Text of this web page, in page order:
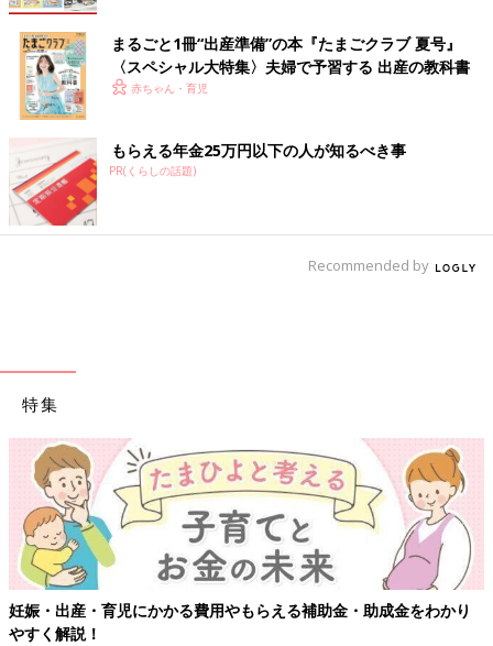
まるごと1冊“出産準備”の本『たまごクラブ 夏号』
〈スペシャル大特集〉夫婦で予習する 出産の教科書
赤ちゃん・育児
もらえる年金25万円以下の人が知るべき事
PR(くらしの話題)
Recommended by
特集
妊娠・出産・育児にかかる費用やもらえる補助金・助成金をわかり
やすく解説！